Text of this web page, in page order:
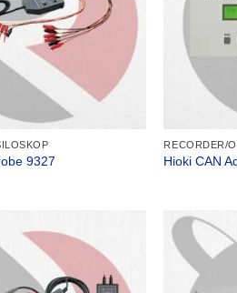
9327
RECORDER/
Hioki CAN